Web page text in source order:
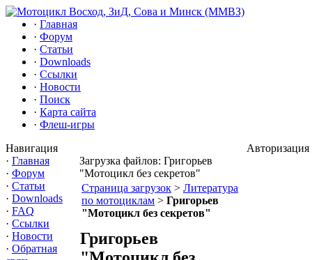
· Главная
· Форум
· Статьи
· Downloads
· Ссылки
· Новости
· Поиск
· Карта сайта
· Флеш-игры
Навигация
· Главная
· Форум
· Статьи
· Downloads
· FAQ
· Ссылки
· Новости
· Обратная
Загрузка файлов: Григорьев
"Мотоцикл без секретов"
Страница загрузок > Литература
по мотоциклам > Григорьев
"Мотоцикл без секретов"
Григорьев
Авторизация